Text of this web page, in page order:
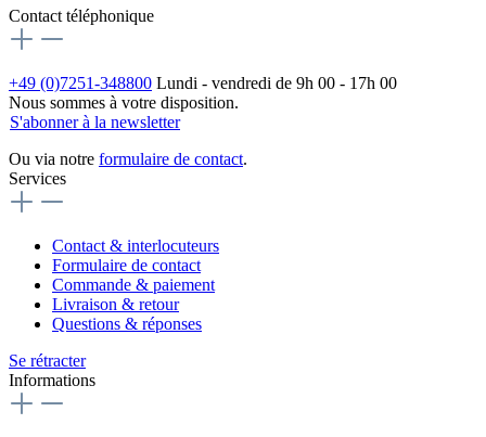
Contact téléphonique
+49 (0)7251-348800 Lundi - vendredi de 9h 00 - 17h 00
Nous sommes à votre disposition.
S'abonner à la newsletter
Ou via notre formulaire de contact.
Services
Contact & interlocuteurs
Formulaire de contact
Commande & paiement
Livraison & retour
Questions & réponses
Se rétracter
Informations